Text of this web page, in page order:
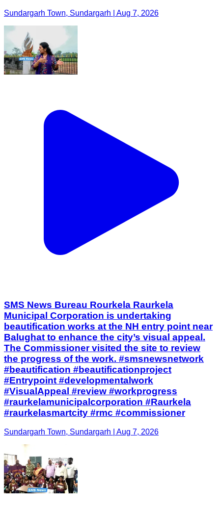
Sundargarh Town, Sundargarh | Aug 7, 2026
SMS News Bureau Rourkela Raurkela
Municipal Corporation is undertaking
beautification works at the NH entry point near
Balughat to enhance the city’s visual appeal.
The Commissioner visited the site to review
the progress of the work. #smsnewsnetwork
#beautification #beautificationproject
#Entrypoint #developmentalwork
#VisualAppeal #review #workprogress
#raurkelamunicipalcorporation #Raurkela
#raurkelasmartcity #rmc #commissioner
Sundargarh Town, Sundargarh | Aug 7, 2026